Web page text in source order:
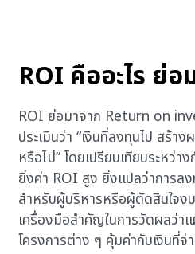
ROI คืออะไร ย่อ
ROI ย่อมาจาก Return on
ประเมินว่า “เงินที่ลงทุนไป สร้า
หรือไม่” โดยเปรียบเทียบระหว่า
ยิ่งค่า ROI สูง ยิ่งแปลว่าการล
สำหรับผู้บริหารหรือผู้ตัดสินใจง
เครื่องมือสำคัญในการวัดผลว่า
โครงการต่าง ๆ คุ้มค่ากับเงินที่จ่